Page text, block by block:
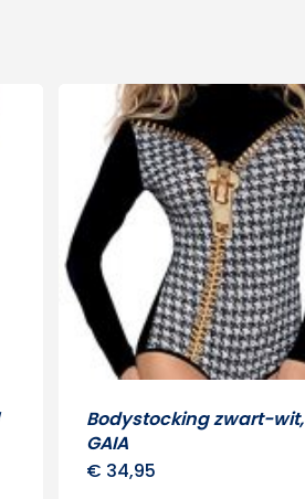
Bodystocking zwart-wit,
GAIA
€ 34,95